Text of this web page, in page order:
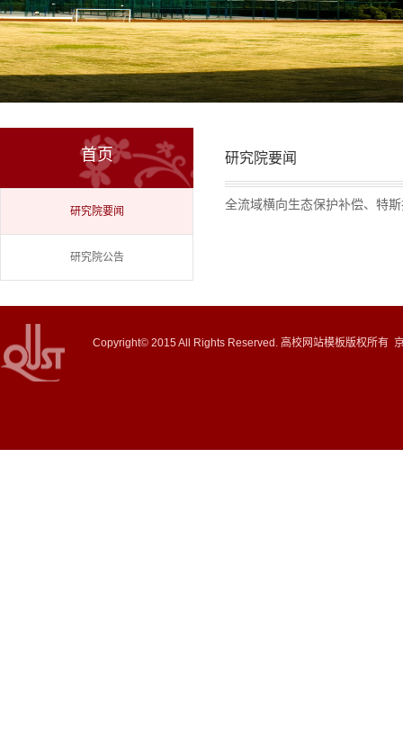
首页
研究院要闻
研究院公告
研究院要闻
全流域横向生态保护补偿、特
Copyright© 2015 All Rights Reserved. 高校网站模板版权所有